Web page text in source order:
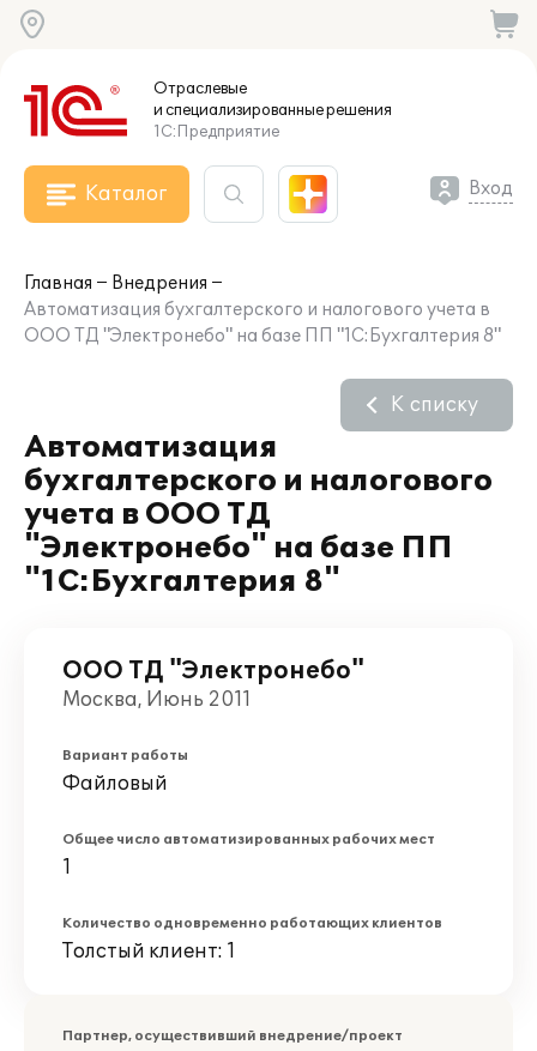
Отраслевые
и специализированныерешения
1С:Предприятие
Каталог Вход
Главная
Внедрения
Автоматизация бухгалтерского и налогового учета в
ООО ТД "Электронебо" на базе ПП "1С:Бухгалтерия 8"
Автоматизация
бухгалтерского и налогового
учета в ООО ТД
"Электронебо" на базе ПП
"1С:Бухгалтерия 8"
К списку
ООО ТД "Электронебо"
Москва, Июнь 2011
Вариант работы
Файловый
Общее число автоматизированных рабочих мест
1
Количество одновременно работающих клиентов
Толстый клиент: 1
Партнер, осуществивший внедрение/проект